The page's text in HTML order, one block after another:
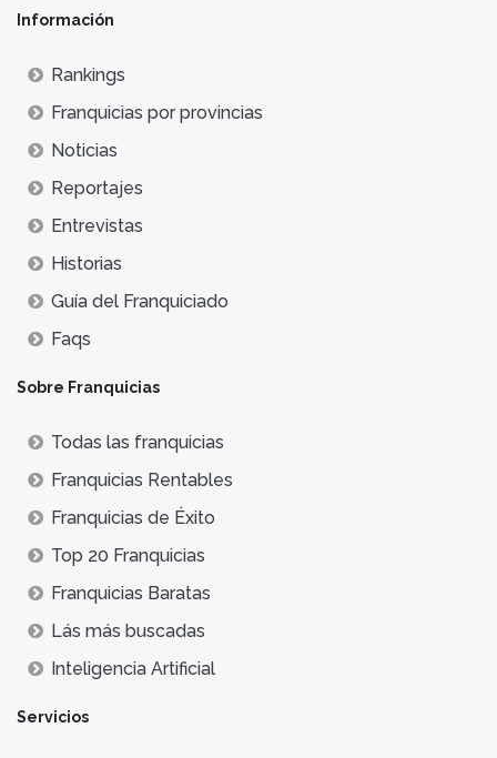
Información
Rankings
Franquicias por provincias
Noticias
Reportajes
Entrevistas
Historias
Guía del Franquiciado
Faqs
Sobre Franquicias
Todas las franquicias
Franquicias Rentables
Franquicias de Éxito
Top 20 Franquicias
Franquicias Baratas
Lás más buscadas
Inteligencia Artificial
Servicios